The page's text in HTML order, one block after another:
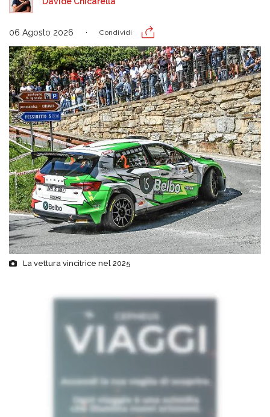
06 Agosto 2026 Condividi
La vettura vincitrice nel 2025